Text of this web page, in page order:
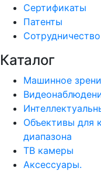
Сертификаты
Патенты
Сотрудничество
Каталог
Машинное
Объективы для
диапазона
ТВ камеры
Аксессуары.